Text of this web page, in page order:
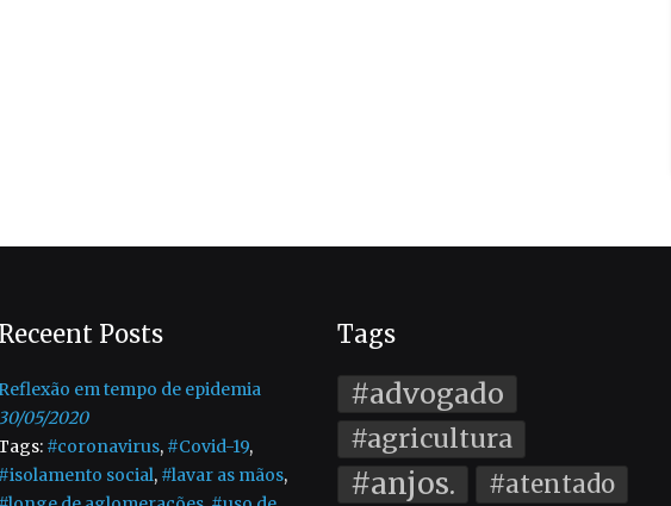
Receent Posts
Reflexão em tempo de epidemia
30/05/2020
#coronavirus, #Covid-19,
#isolamento social, #lavar as mãos,
Tags
#advogado
#agricultura
#anjos. #atentado